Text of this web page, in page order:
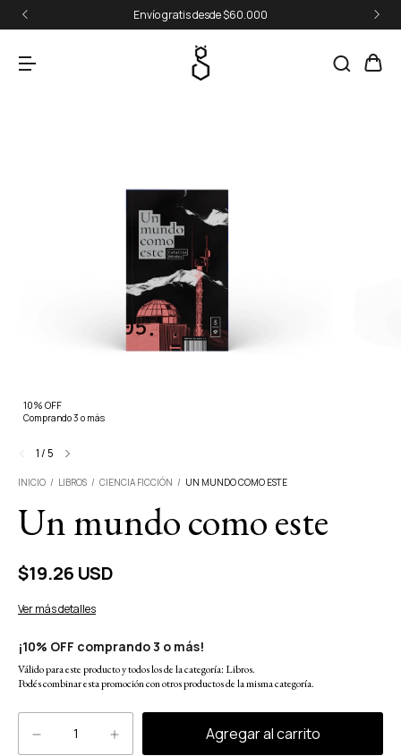
Envío gratis desde $60.000
10% OFF
Comprando 3 o más
1/ 5
INICIO / LIBROS / CIENCIA FICCIÓN / UN MUNDO COMO ESTE
Un mundo como este
$19.26 USD
Ver más detalles
¡10% OFF comprando 3 o más!
Válido para este producto y todos los de la categoría: Libros.
Podés combinar esta promoción con otros productos de la misma categoría.